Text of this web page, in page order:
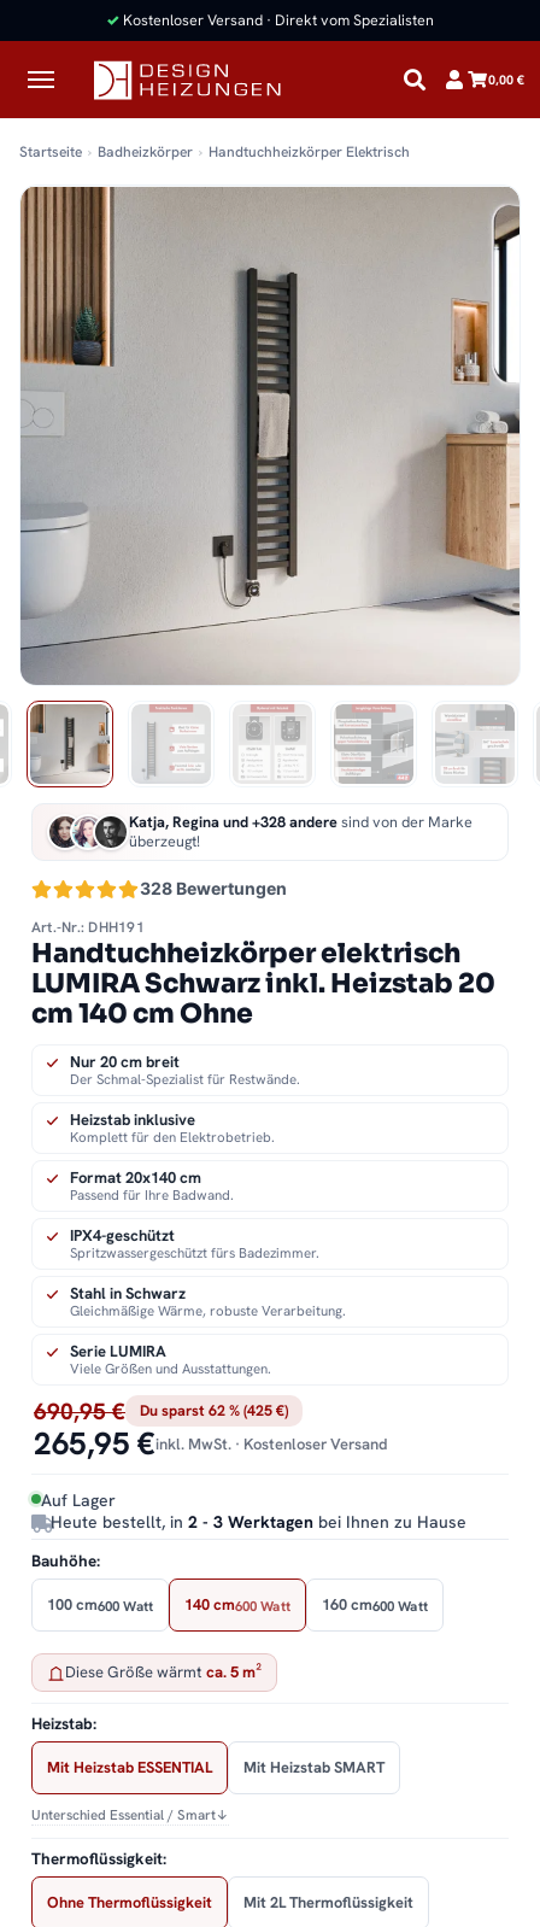
✓ Kostenloser Versand · Direkt vom Spezialisten
0,00 €
Startseite Badheizkörper Handtuchheizkörper Elektrisch
328 Bewertungen
Katja, Regina und +328 anderesind von der Marke
überzeugt!
Art.-Nr.: DHH191
Handtuchheizkörper elektrisch
LUMIRA Schwarz inkl. Heizstab 20
cm 140 cm Ohne
690,95 € Du sparst 62 % (425 €)
265,95 €inkl. MwSt. · Kostenloser Versand
Auf Lager
Heute bestellt, in 2 - 3 Werktagen bei Ihnen zu Hause
Nur 20 cm breit
Der Schmal-Spezialist für Restwände.
Heizstab inklusive
Komplett für den Elektrobetrieb.
Format 20x140 cm
Passend für Ihre Badwand.
IPX4-geschützt
Spritzwassergeschützt fürs Badezimmer.
Stahl in Schwarz
Gleichmäßige Wärme, robuste Verarbeitung.
Serie LUMIRA
Viele Größen und Ausstattungen.
Bauhöhe:
100 cm600 Watt 140 cm600 Watt 160 cm600 Watt
Diese Größe wärmt ca. 5 m²
Heizstab:
Mit Heizstab ESSENTIAL Mit Heizstab SMART
Unterschied Essential / Smart↓
Thermoflüssigkeit:
Ohne Thermoflüssigkeit Mit 2L Thermoflüssigkeit